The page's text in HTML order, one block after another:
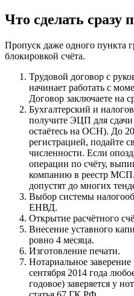
Что сделать сразу
Пропуск даже одного пункта
блокировкой счёта.
Трудовой договор с
начинает работать с
Договор заключаете на
Бухгалтерский и
получите ЭЦП для
остаётесь на ОСН). До
регистрацией, подайте
численности. Если
операции по счёту,
компанию в реестр МСП.
допустят до многих
Выбор системы
ЕНВД.
Открытие расчётного
Внесение уставного
ровно 4 месяца.
Изготовление печати.
Нотариальное
сентября 2014 года
годовое) заверяется у